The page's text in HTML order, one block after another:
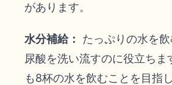
があります。
水分補給：
たっぷりの水を
尿酸を洗い流すのに役立ちま
も8杯の水を飲むことを目指